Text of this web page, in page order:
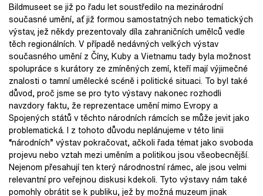
Bildmuseet se již po řadu let soustředilo na mezinárodní
současné umění, ať již formou samostatných nebo tematických
výstav, jež někdy prezentovaly díla zahraničních umělců vedle
těch regionálních. V případě nedávných velkých výstav
současného umění z Číny, Kuby a Vietnamu tady byla možnost
spolupráce s kurátory ze zmíněných zemí, kteří mají výjimečné
znalosti o tamní umělecké scéně i politické situaci. To byl také
důvod, proč jsme se pro tyto výstavy nakonec rozhodli
navzdory faktu, že reprezentace umění mimo Evropy a
Spojených států v těchto národních rámcích se může jevit jako
problematická. I z tohoto důvodu neplánujeme v této linii
“národních” výstav pokračovat, ačkoli řada témat jako svoboda
projevu nebo vztah mezi uměním a politikou jsou všeobecnější.
Nejenom přesahují ten který národnostní rámec, ale jsou velmi
relevantní pro veřejnou diskusi kdekoli. Tyto výstavy nám také
pomohly obrátit se k publiku, jež by možná muzeum jinak